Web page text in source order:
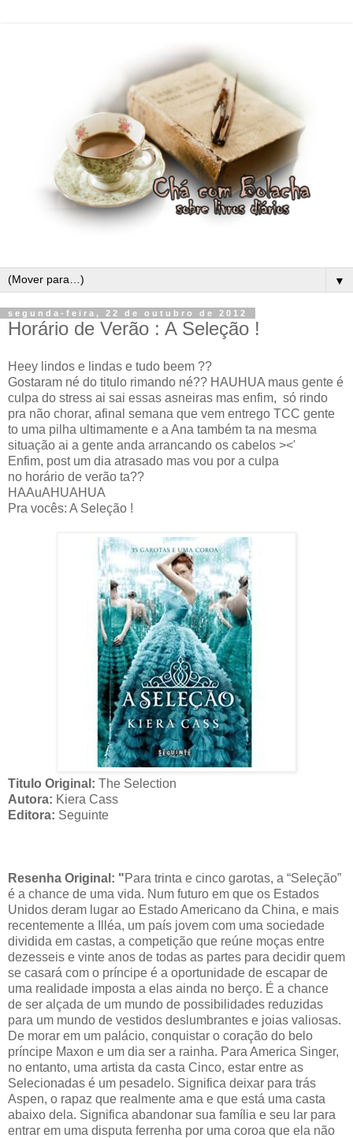
▼
segunda-feira, 22 de outubro de 2012
Horário de Verão : A Seleção !
Heey lindos e lindas e tudo beem ??
Gostaram né do titulo rimando né?? HAUHUA maus gente é
culpa do stress ai sai essas asneiras mas enfim, só rindo
pra não chorar, afinal semana que vem entrego TCC gente
to uma pilha ultimamente e a Ana também ta na mesma
situação ai a gente anda arrancando os cabelos ><'
Enfim, post um dia atrasado mas vou por a culpa
no horário de verão ta??
HAAuAHUAHUA
Pra vocês: A Seleção !
Titulo Original: The Selection
Autora: Kiera Cass
Editora: Seguinte
Resenha Original: "Para trinta e cinco garotas, a “Seleção”
é a chance de uma vida. Num futuro em que os Estados
Unidos deram lugar ao Estado Americano da China, e mais
recentemente a Illéa, um país jovem com uma sociedade
dividida em castas, a competição que reúne moças entre
dezesseis e vinte anos de todas as partes para decidir quem
se casará com o príncipe é a oportunidade de escapar de
uma realidade imposta a elas ainda no berço. É a chance
de ser alçada de um mundo de possibilidades reduzidas
para um mundo de vestidos deslumbrantes e joias valiosas.
De morar em um palácio, conquistar o coração do belo
príncipe Maxon e um dia ser a rainha. Para America Singer,
no entanto, uma artista da casta Cinco, estar entre as
Selecionadas é um pesadelo. Significa deixar para trás
Aspen, o rapaz que realmente ama e que está uma casta
abaixo dela. Significa abandonar sua família e seu lar para
entrar em uma disputa ferrenha por uma coroa que ela não